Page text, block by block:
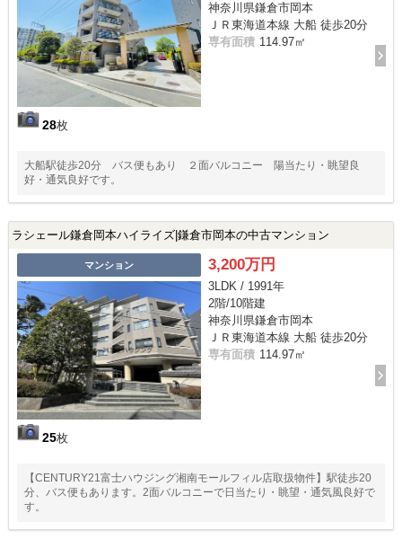
28枚
神奈川県鎌倉市岡本
ＪＲ東海道本線 大船 徒歩20分
専有面積 114.97㎡
大船駅徒歩20分 バス便もあり ２面バルコニー 陽当たり・眺望良
好・通気良好です。
ラシェール鎌倉岡本ハイライズ|鎌倉市岡本の中古マンション
マンション
25枚
3,200万円
3LDK / 1991年
2階/10階建
神奈川県鎌倉市岡本
ＪＲ東海道本線 大船 徒歩20分
専有面積 114.97㎡
【CENTURY21富士ハウジング湘南モールフィル店取扱物件】駅徒歩20
分、バス便もあります。2面バルコニーで日当たり・眺望・通気風良好で
す。